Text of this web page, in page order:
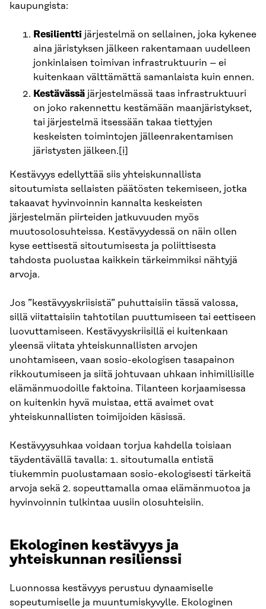
kaupungista:
Resilientti järjestelmä on sellainen, joka kykenee
aina järistyksen jälkeen rakentamaan uudelleen
jonkinlaisen toimivan infrastruktuurin – ei
kuitenkaan välttämättä samanlaista kuin ennen.
Kestävässä järjestelmässä taas infrastruktuuri
on joko rakennettu kestämään maanjäristykset,
tai järjestelmä itsessään takaa tiettyjen
keskeisten toimintojen jälleenrakentamisen
järistysten jälkeen. [i]
Kestävyys edellyttää siis yhteiskunnallista
sitoutumista sellaisten päätösten tekemiseen, jotka
takaavat hyvinvoinnin kannalta keskeisten
järjestelmän piirteiden jatkuvuuden myös
muutosolosuhteissa. Kestävyydessä on näin ollen
kyse eettisestä sitoutumisesta ja poliittisesta
tahdosta puolustaa kaikkein tärkeimmiksi nähtyjä
arvoja.
Jos ”kestävyyskriisistä” puhuttaisiin tässä valossa,
sillä viitattaisiin tahtotilan puuttumiseen tai eettiseen
luovuttamiseen. Kestävyyskriisillä ei kuitenkaan
yleensä viitata yhteiskunnallisten arvojen
unohtamiseen, vaan sosio-ekologisen tasapainon
rikkoutumiseen ja siitä johtuvaan uhkaan inhimillisille
elämänmuodoille faktoina. Tilanteen korjaamisessa
on kuitenkin hyvä muistaa, että avaimet ovat
yhteiskunnallisten toimijoiden käsissä.
Kestävyysuhkaa voidaan torjua kahdella toisiaan
täydentävällä tavalla: 1. sitoutumalla entistä
tiukemmin puolustamaan sosio-ekologisesti tärkeitä
arvoja sekä 2. sopeuttamalla omaa elämänmuotoa ja
hyvinvoinnin tulkintaa uusiin olosuhteisiin.
Ekologinen kestävyys ja
yhteiskunnan resilienssi
Luonnossa kestävyys perustuu dynaamiselle
sopeutumiselle ja muuntumiskyvylle. Ekologinen